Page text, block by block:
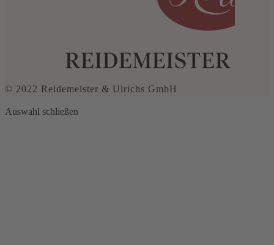
© 2022 Reidemeister & Ulrichs GmbH
Auswahl schließen